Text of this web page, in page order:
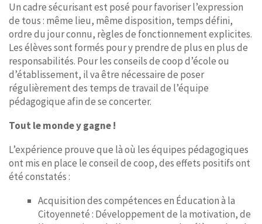
Un cadre sécurisant est posé pour favoriser l’expression
de tous : même lieu, même disposition, temps défini,
ordre du jour connu, règles de fonctionnement explicites.
Les élèves sont formés pour y prendre de plus en plus de
responsabilités. Pour les conseils de coop d’école ou
d’établissement, il va être nécessaire de poser
régulièrement des temps de travail de l’équipe
pédagogique afin de se concerter.
Tout le monde y gagne !
L’expérience prouve que là où les équipes pédagogiques
ont mis en place le conseil de coop, des effets positifs ont
été constatés :
Acquisition des compétences en Éducation à la
Citoyenneté : Développement de la motivation, de